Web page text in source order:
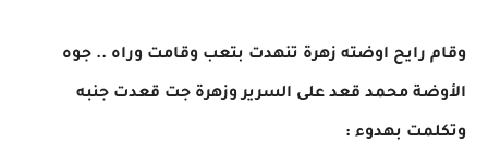
وقام رايح اوضته زهرة تنهدت بتعب وقامت وراه .. جوه
الأوضة محمد قعد على السرير وزهرة جت قعدت جنبه
وتكلمت بهدوء :